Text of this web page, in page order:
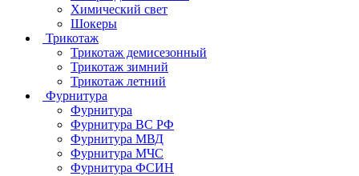
Химический свет
Шокеры
Трикотаж
Трикотаж демисезонный
Трикотаж зимний
Трикотаж летний
Фурнитура
Фурнитура
Фурнитура ВС РФ
Фурнитура МВД
Фурнитура МЧС
Фурнитура ФСИН